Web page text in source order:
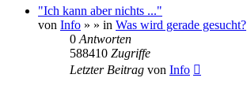
"Ich kann aber nichts ..."
von Info » » in Was wird gerade gesucht?
0 Antworten
588410 Zugriffe
Letzter Beitrag von Info